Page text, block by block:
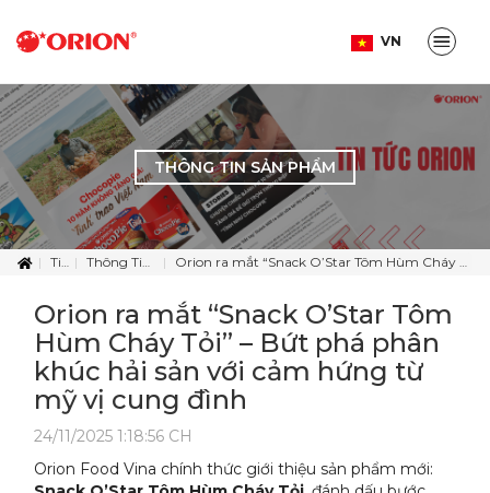
VN
THÔNG TIN SẢN PHẨM
Tin Tức Thông Tin Sản Phẩm Orion ra mắt “Snack O’Star Tôm Hùm Cháy Tỏi” – Bứt phá phân khúc hải sản với cảm hứng từ mỹ vị cung đình
Orion ra mắt “Snack O’Star Tôm
Hùm Cháy Tỏi” – Bứt phá phân
khúc hải sản với cảm hứng từ
mỹ vị cung đình
24/11/2025 1:18:56 CH
Orion Food Vina chính thức giới thiệu sản phẩm mới: